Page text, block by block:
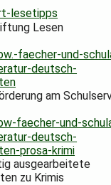
lesetipps
Lesen
faecher-und-
deutsch-
am
faecher-und-
deutsch-
prosa-krimi
ausgearbeitete
zu Krimis